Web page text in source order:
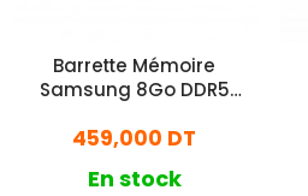
Barrette Mémoire
Samsung 8Go DDR5
459,000 DT
En stock